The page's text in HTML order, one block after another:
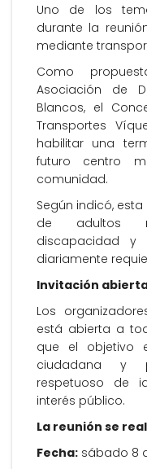
Uno de los
durante la
mediante
Como
Asociación de
Blancos, el
Transportes
habilitar una
futuro centro
comunidad.
Según indicó,
de adultos
discapacidad y
diariamente
Invitación
Los
está abierta a
que el objetivo
ciudadana y
respetuoso de
interés público.
La reunión se
Fecha: sábado 8